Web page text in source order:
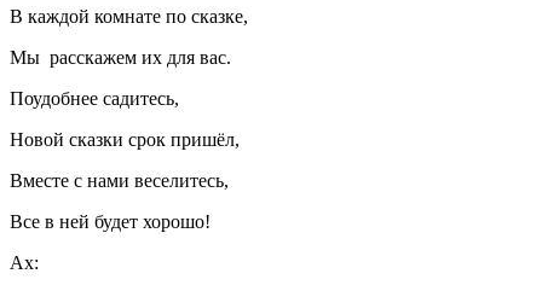
В каждой комнате по сказке,
Мы расскажем их для вас.
Поудобнее садитесь,
Новой сказки срок пришёл,
Вместе с нами веселитесь,
Все в ней будет хорошо!
Ах: